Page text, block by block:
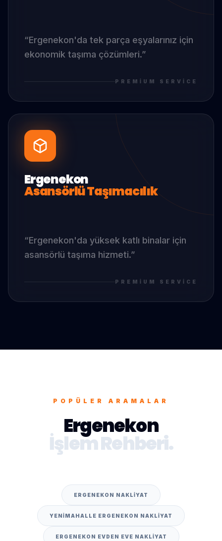
“Ergenekon'da tek parça eşyalarınız için
ekonomik taşıma çözümleri.”
PREMIUM SERVICE
Ergenekon
Asansörlü Taşımacılık
“Ergenekon'da yüksek katlı binalar için
asansörlü taşıma hizmeti.”
PREMIUM SERVICE
POPÜLER ARAMALAR
Ergenekon
İşlem Rehberi.
ERGENEKON NAKLIYAT
YENIMAHALLE ERGENEKON NAKLIYAT
ERGENEKON EVDEN EVE NAKLIYAT